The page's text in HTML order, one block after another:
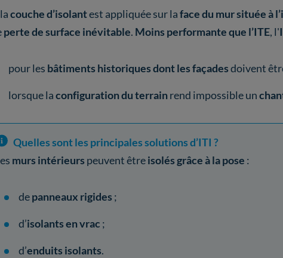
couche d’isolantest appliquée sur laface du mur située à
perte de surface inévitable. Moins performante que l’ITE, l'
pour les bâtiments historiques dont les façadesdoivent
lorsque laconfiguration du terrainrend impossible un
Quelles sont les principales solutions d’ITI ?
murs intérieurs peuvent êtreisolés grâce à la pose :
depanneaux rigides ;
d’isolants en vrac ;
d’enduits isolants.